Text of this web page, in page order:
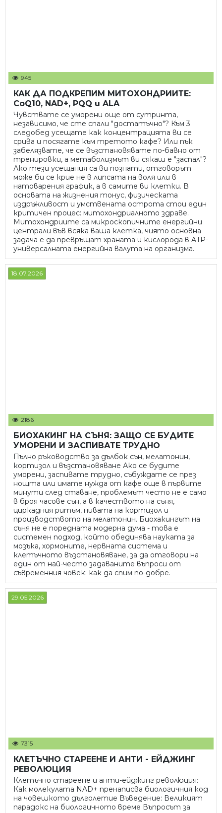
945
КАК ДА ПОДКРЕПИМ МИТОХОНДРИИТЕ:
CoQ10, NAD+, PQQ и ALA
Чувствате се уморени още от сутринта,
независимо, че сте спали "достатъчно"? Към 3
следобед усещате как концентрацията ви се
срива и посягате към третото кафе? Или пък
забелязвате, че се възстановявате по-бавно от
тренировки, а метаболизмът ви сякаш е "заспал"?
Ако тези усещания са ви познати, отговорът
може би се крие не в липсата на воля или в
натоварения график, а в самите ви клетки. В
основата на жизнения тонус, физическата
издръжливост и умствената острота стои един
критичен процес: митохондриалното здраве.
Митохондриите са микроскопичните енергийни
централи във всяка ваша клетка, чиято основна
задача е да превръщат храната и кислорода в ATP-
универсалната енергийна валута на организма.
18.07.2026
2186
БИОХАКИНГ НА СЪНЯ: ЗАЩО СЕ БУДИТЕ
УМОРЕНИ И ЗАСПИВАТЕ ТРУДНО
Пълно ръководство за дълбок сън, мелатонин,
кортизол и възстановяване Ако се будите
уморени, заспивате трудно, събуждате се през
нощта или имате нужда от кафе още в първите
минути след ставане, проблемът често не е само
в броя часове сън, а в качеството на съня,
циркадния ритъм, нивата на кортизол и
производството на мелатонин. Биохакингът на
съня не е поредната модерна дума - това е
системен подход, който обединява науката за
мозъка, хормоните, нервната система и
клетъчното възстановяване, за да отговори на
един от най-често задаваните въпроси от
съвременния човек: как да спим по-добре.
29.05.2026
7315
КЛЕТЪЧНО СТАРЕЕНЕ И АНТИ - ЕЙДЖИНГ
РЕВОЛЮЦИЯ
Клетъчно стареене и анти-ейджинг революция:
Как молекулата NAD+ пренаписва биологичния код
на човешкото дълголетие Въведение: Великият
парадокс на биологичното време Въпросът за